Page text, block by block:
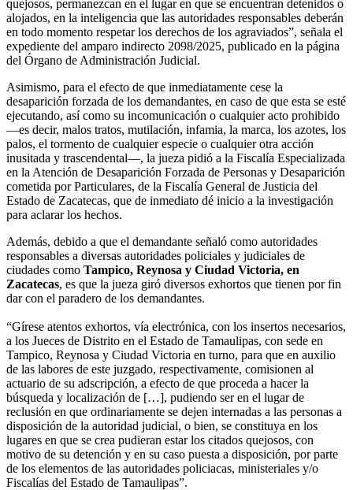
quejosos, permanezcan en el lugar en que se encuentran detenidos o
alojados, en la inteligencia que las autoridades responsables deberán
en todo momento respetar los derechos de los agraviados”, señala el
expediente del amparo indirecto 2098/2025, publicado en la página
del Órgano de Administración Judicial.
Asimismo, para el efecto de que inmediatamente cese la
desaparición forzada de los demandantes, en caso de que esta se esté
ejecutando, así como su incomunicación o cualquier acto prohibido
—es decir, malos tratos, mutilación, infamia, la marca, los azotes, los
palos, el tormento de cualquier especie o cualquier otra acción
inusitada y trascendental—, la jueza pidió a la Fiscalía Especializada
en la Atención de Desaparición Forzada de Personas y Desaparición
cometida por Particulares, de la Fiscalía General de Justicia del
Estado de Zacatecas, que de inmediato dé inicio a la investigación
para aclarar los hechos.
Además, debido a que el demandante señaló como autoridades
responsables a diversas autoridades policiales y judiciales de
ciudades como Tampico, Reynosa y Ciudad Victoria, en
Zacatecas, es que la jueza giró diversos exhortos que tienen por fin
dar con el paradero de los demandantes.
“Gírese atentos exhortos, vía electrónica, con los insertos necesarios,
a los Jueces de Distrito en el Estado de Tamaulipas, con sede en
Tampico, Reynosa y Ciudad Victoria en turno, para que en auxilio
de las labores de este juzgado, respectivamente, comisionen al
actuario de su adscripción, a efecto de que proceda a hacer la
búsqueda y localización de […], pudiendo ser en el lugar de
reclusión en que ordinariamente se dejen internadas a las personas a
disposición de la autoridad judicial, o bien, se constituya en los
lugares en que se crea pudieran estar los citados quejosos, con
motivo de su detención y en su caso puesta a disposición, por parte
de los elementos de las autoridades policiacas, ministeriales y/o
Fiscalías del Estado de Tamaulipas”.